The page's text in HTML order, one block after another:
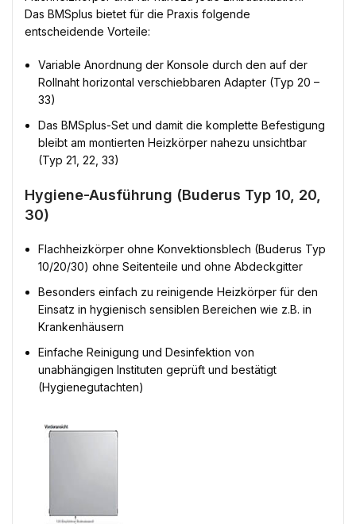
Das BMSplus bietet für die Praxis folgende
entscheidende Vorteile:
Variable Anordnung der Konsole durch den auf der
Rollnaht horizontal verschiebbaren Adapter (Typ 20 –
33)
Das BMSplus-Set und damit die komplette Befestigung
bleibt am montierten Heizkörper nahezu unsichtbar
(Typ 21, 22, 33)
Hygiene-Ausführung (Buderus Typ 10, 20,
30)
Flachheizkörper ohne Konvektionsblech (Buderus Typ
10/20/30) ohne Seitenteile und ohne Abdeckgitter
Besonders einfach zu reinigende Heizkörper für den
Einsatz in hygienisch sensiblen Bereichen wie z.B. in
Krankenhäusern
Einfache Reinigung und Desinfektion von
unabhängigen Instituten geprüft und bestätigt
(Hygienegutachten)